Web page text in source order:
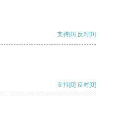
支持[0] 反对[0]
支持[0] 反对[0]